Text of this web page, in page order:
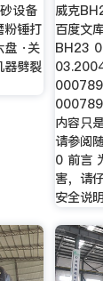
设备
粉锤打
盘 ·关
器劈裂
威克
百度文
BH23
内容只
请参阅
0 前言
害，请
安全说